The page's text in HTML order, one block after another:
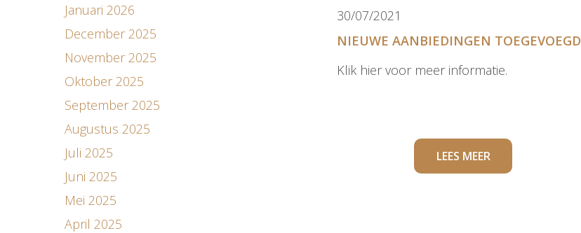
Januari 2026
December 2025
November 2025
Oktober 2025
September 2025
Augustus 2025
Juli 2025
Juni 2025
Mei 2025
April 2025
30/07/2021
NIEUWE AANBIEDINGEN TOEGEVOEGD
Klik hier voor meer informatie.
LEES MEER